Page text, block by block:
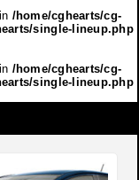
/home/cghearts/cg-
single-lineup.php
/home/cghearts/cg-
single-lineup.php